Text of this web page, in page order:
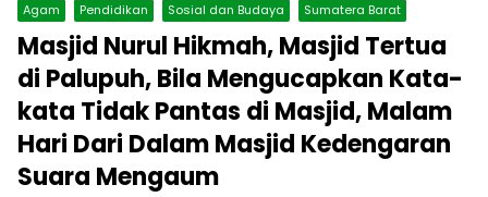
Agam Pendidikan Sosial dan Budaya Sumatera Barat
Masjid Nurul Hikmah, Masjid Tertua
di Palupuh, Bila Mengucapkan Kata-
kata Tidak Pantas di Masjid, Malam
Hari Dari Dalam Masjid Kedengaran
Suara Mengaum